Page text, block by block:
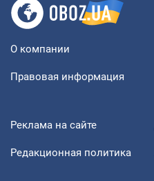
О компании
Правовая информация
Реклама на сайте
Редакционная политика